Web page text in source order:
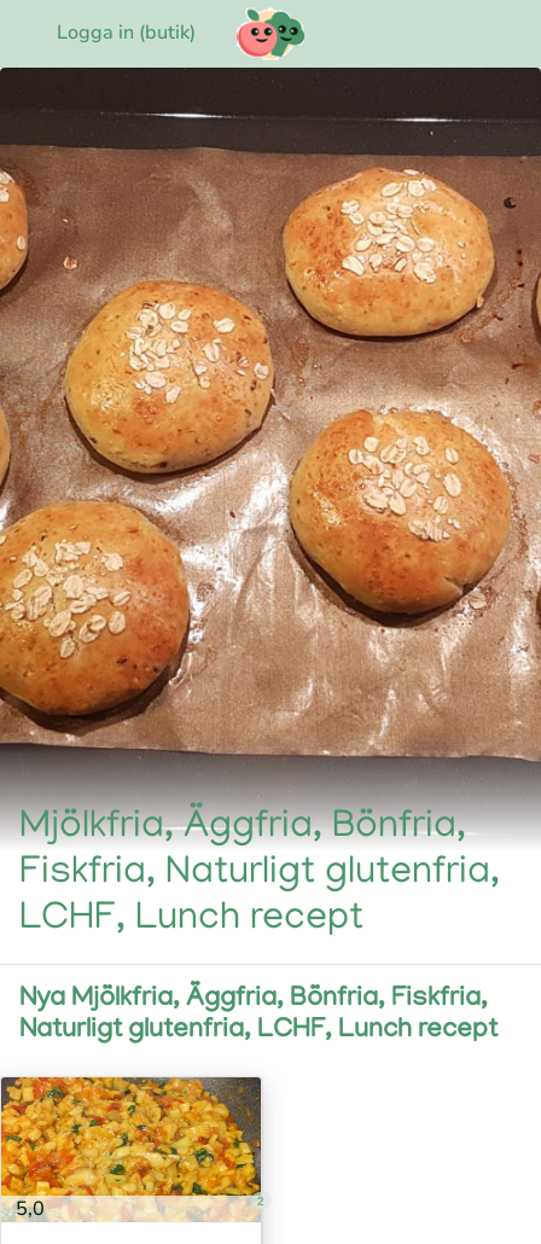
Logga in (butik)
Mjölkfria, Äggfria, Bönfria,
Fiskfria, Naturligt glutenfria,
LCHF, Lunch recept
Nya Mjölkfria, Äggfria, Bönfria, Fiskfria,
Naturligt glutenfria, LCHF, Lunch recept
5,0 2